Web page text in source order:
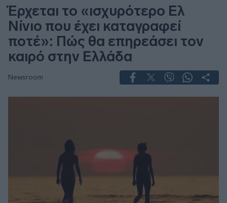
Έρχεται το «ισχυρότερο Ελ
Νίνιο που έχει καταγραφεί
ποτέ»: Πώς θα επηρεάσει τον
καιρό στην Ελλάδα
Newsroom